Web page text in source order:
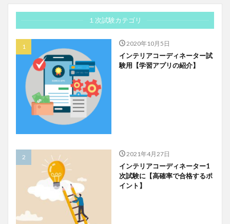
１次試験カテゴリ
2020年10月5日
インテリアコーディネーター試
験用【学習アプリの紹介】
2021年4月27日
インテリアコーディネーター1
次試験に【高確率で合格するポ
イント】